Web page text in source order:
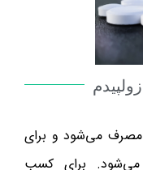
مصرف می‌شود و برای
می‌شود. برای کسب